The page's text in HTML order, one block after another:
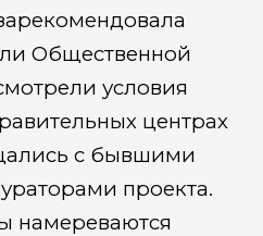
Общественной
условия
центрах
с бывшими
проекта.
намереваются